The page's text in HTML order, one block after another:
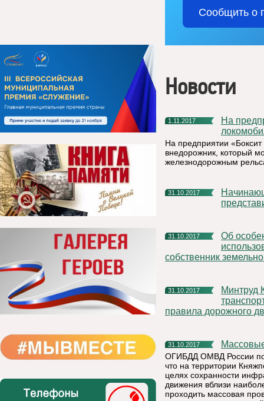
Сообщить о
Новости
1.11.2017
На предприятии РУСАЛа в республике Коми появился
На предприятии
внедорожник, который
железнодорожным
31.10.2017
Начинающие предприниматели прошли обучение и
31.10.2017
Об особенностях и порядке изменения вида разрешенного
собственник
31.10.2017
Минтруд Коми: организации, которые эксплуатируют
правила дорожного
31.10.2017
ОГИБДД ОМВД России по
что на территории
целях сохранности
движения вблизи
проходить массовая